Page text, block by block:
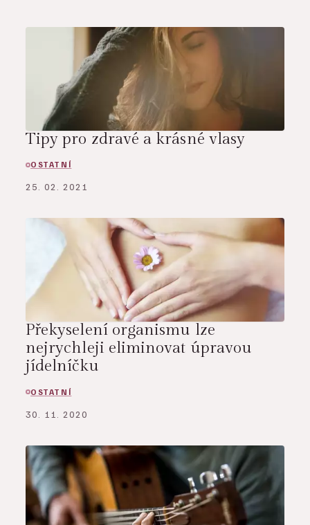
Tipy pro zdravé a krásné vlasy
OSTATNÍ
25. 02. 2021
Překyselení organismu lze
nejrychleji eliminovat úpravou
jídelníčku
OSTATNÍ
30. 11. 2020